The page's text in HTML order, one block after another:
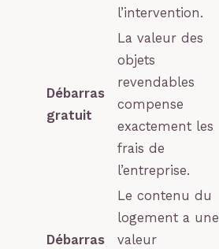
l’intervention.
Débarras
gratuit
La valeur des
objets
revendables
compense
exactement les
frais de
l’entreprise.
Débarras
Le contenu du
logement a une
valeur